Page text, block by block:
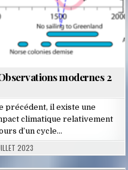
modernes 2
précédent, il existe une
climatique relativement
d’un cycle…
2023